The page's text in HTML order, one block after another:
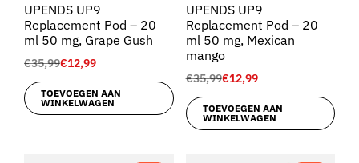
UPENDS UP9
Replacement Pod – 20
ml 50 mg, Grape Gush
€35,99€12,99
TOEVOEGEN AAN
WINKELWAGEN
UPENDS UP9
Replacement Pod – 20
ml 50 mg, Mexican
mango
€35,99€12,99
TOEVOEGEN AAN
WINKELWAGEN